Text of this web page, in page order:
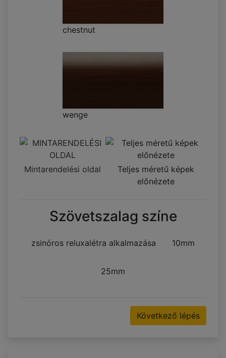
chestnut
wenge
Mintarendelési oldal
Teljes méretű képek
előnézete
Szövetszalag színe
zsinóros reluxalétra alkalmazása
25mm
10mm
Következő lépés